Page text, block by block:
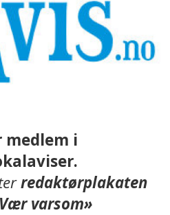
medlem i
redaktørplakaten
varsom»